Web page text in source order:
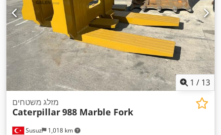
1 / 13
Susuz 1,018 km
מזלג משטחים
Caterpillar988 Marble Fork